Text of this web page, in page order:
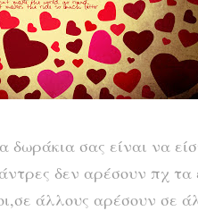
δωράκια σας είναι να
δεν αρέσουν πχ
άλλους αρέσουν σε